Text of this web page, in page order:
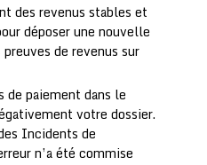
des revenus stables et
déposer une nouvelle
de revenus sur
de paiement dans le
votre dossier.
Incidents de
n’a été commise